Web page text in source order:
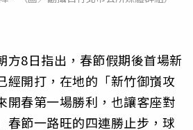
方8日指出，春節假期後首場新
經開打，在地的「新竹御嵿攻
開春第一場勝利，也讓客座對
春節一路旺的四連勝止步，球